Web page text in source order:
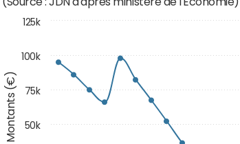
Montants (€) 50k
75k
100k
125k